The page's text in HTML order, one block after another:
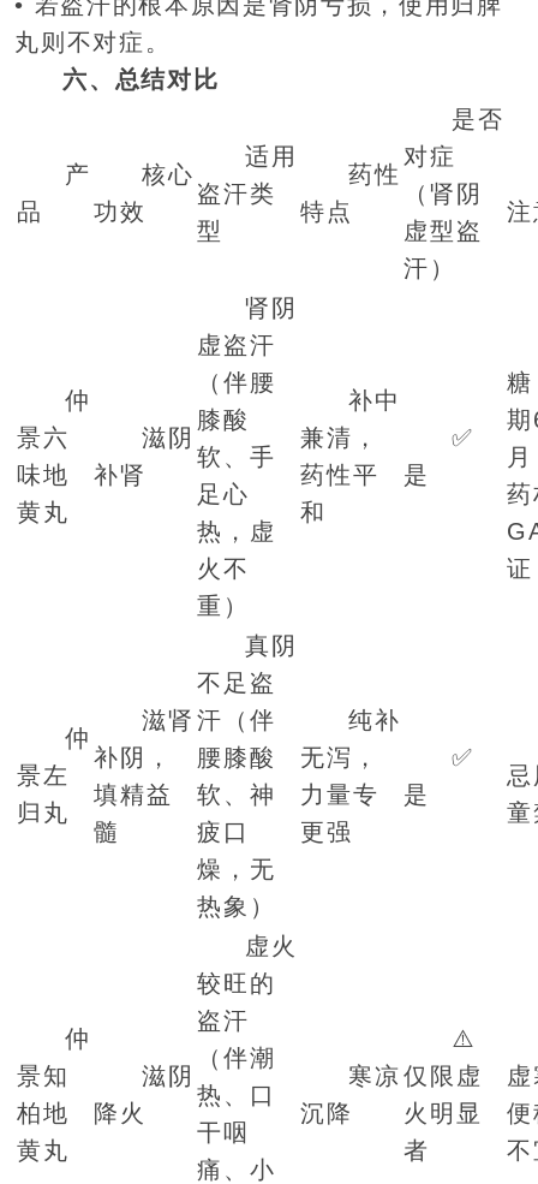
丸则不对症。
六、总结对比
产
品
核心
功效
适用
盗汗类
型
药性
特点
是否
对症
（肾阴
虚型盗
汗）
仲
景六
味地
黄丸
滋阴
补肾
肾阴
虚盗汗
（伴腰
膝酸
软、手
足心
热，虚
火不
重）
补中
兼清，
药性平
和
✅
是
证
仲
景左
归丸
滋肾
补阴，
填精益
髓
真阴
不足盗
汗（伴
腰膝酸
软、神
疲口
燥，无
热象）
纯补
无泻，
力量专
更强
✅
是
仲
景知
柏地
黄丸
滋阴
降火
虚火
较旺的
盗汗
（伴潮
热、口
干咽
痛、小
寒凉
沉降
⚠️
仅限虚
火明显
者